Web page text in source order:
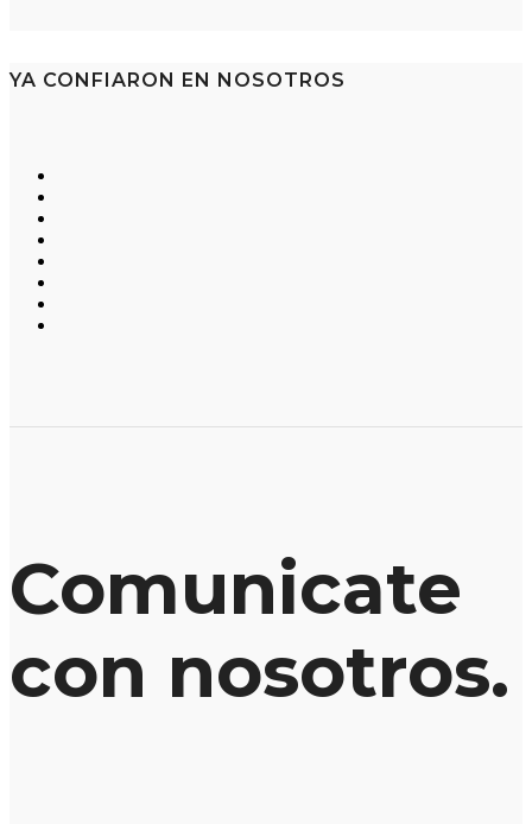
YA CONFIARON EN NOSOTROS
Comunicate
con nosotros.